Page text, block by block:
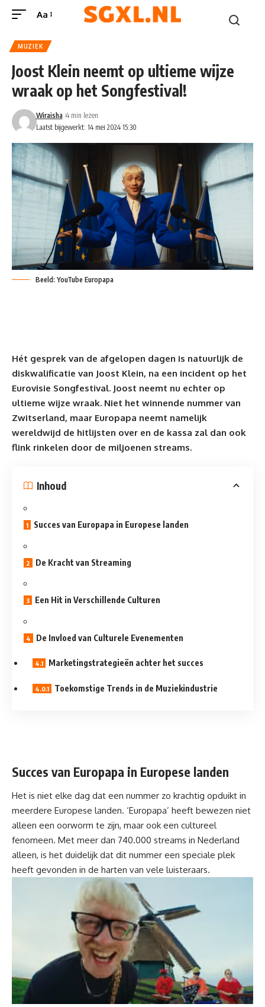
Aa
MUZIEK
Joost Klein neemt op ultieme wijze
wraak op het Songfestival!
Laatst bijgewerkt: 14 mei 2024 15:30
Wiraisha 4 min lezen
Beeld: YouTube Europapa
Hét gesprek van de afgelopen dagen is natuurlijk de
diskwalificatie van Joost Klein, na een incident op het
Eurovisie Songfestival. Joost neemt nu echter op
ultieme wijze wraak. Niet het winnende nummer van
Zwitserland, maar Europapa neemt namelijk
wereldwijd de hitlijsten over en de kassa zal dan ook
flink rinkelen door de miljoenen streams.
Inhoud
Succes van Europapa in Europese landen
De Kracht van Streaming
Een Hit in Verschillende Culturen
De Invloed van Culturele Evenementen
Marketingstrategieën achter het succes
Toekomstige Trends in de Muziekindustrie
Succes van Europapa in Europese landen
Het is niet elke dag dat een nummer zo krachtig opduikt in
meerdere Europese landen. ‘Europapa’ heeft bewezen niet
alleen een oorworm te zijn, maar ook een cultureel
fenomeen. Met meer dan 740.000 streams in Nederland
alleen, is het duidelijk dat dit nummer een speciale plek
heeft gevonden in de harten van vele luisteraars.